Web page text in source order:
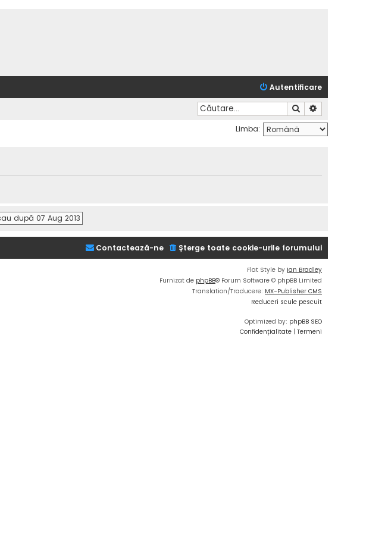
Autentificare
Căutare
Limba:
Şterge toate cookie-urile forumului
Contactează-ne
Flat Style by Ian Bradley
Furnizat de phpBB® Forum Software © phpBB Limited
Translation/Traducere: MX-Publisher CMS
Reduceri scule pescuit
Optimized by: phpBB SEO
Confidențialitate | Termeni